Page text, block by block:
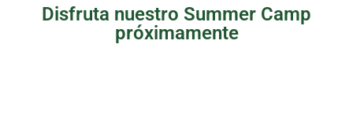
Disfruta nuestro Summer Camp
próximamente